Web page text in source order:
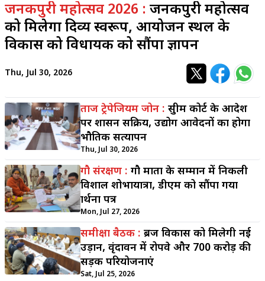
जनकपुरी महोत्सव 2026 : जनकपुरी महोत्सव
को मिलेगा दिव्य स्वरूप, आयोजन स्थल के
विकास को विधायक को सौंपा ज्ञापन
Thu, Jul 30, 2026
ताज ट्रेपेजियम जोन : सुप्रीम कोर्ट के आदेश
पर प्रशासन सक्रिय, उद्योग आवेदनों का होगा
भौतिक सत्यापन
Thu, Jul 30, 2026
गौ संरक्षण : गौ माता के सम्मान में निकली
विशाल शोभायात्रा, डीएम को सौंपा गया
प्रार्थना पत्र
Mon, Jul 27, 2026
समीक्षा बैठक : ब्रज विकास को मिलेगी नई
उड़ान, वृंदावन में रोपवे और 700 करोड़ की
सड़क परियोजनाएं
Sat, Jul 25, 2026